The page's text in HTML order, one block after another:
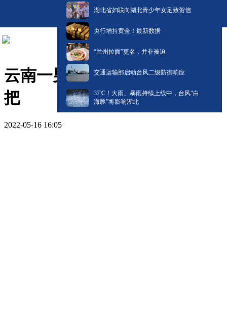
湖北省妇联向湖北青少年女足致贺信
央行增持黄金！最新数据
“兰州拉面”更名，并非被迫
交通运输部启动台风二级防御响应
​37℃！大雨、暴雨持续上线中，台风“白
海豚”将影响湖北
云南一男孩做核酸检测自带拖
把
2022-05-16 16:05